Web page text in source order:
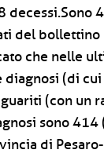
decessi.Sono
del
che nelle
diagnosi (di
(con un
sono
di